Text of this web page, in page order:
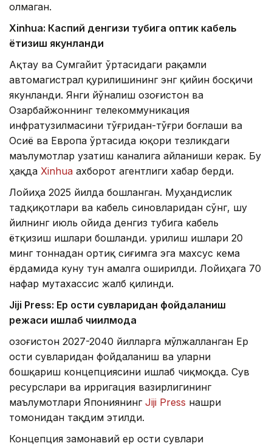
олмаган.
Xinhuа: Каспий денгизи тубига оптик кабель
ётқизиш якунланди
Ақтау ва Сумгайит ўртасидаги рақамли
автомагистрал қурилишининг энг қийин босқичи
якунланди. Янги йўналиш Қозоғистон ва
Озарбайжоннинг телекоммуникация
инфратузилмасини тўғридан-тўғри боғлаши ва
Осиё ва Европа ўртасида юқори тезликдаги
маълумотлар узатиш каналига айланиши керак. Бу
ҳақда Xinhua ахборот агентлиги хабар берди.
Лойиҳа 2025 йилда бошланган. Муҳандислик
тадқиқотлари ва кабель синовларидан сўнг, шу
йилнинг июль ойида денгиз тубига кабель
ётқизиш ишлари бошланди. Қурилиш ишлари 20
минг тоннадан ортиқ сиғимга эга махсус кема
ёрдамида куну тун амалга оширилди. Лойиҳага 70
нафар мутахассис жалб қилинди.
Jiji Press: Ер ости сувларидан фойдаланиш
режаси ишлаб чиқилмоқда
Қозоғистон 2027-2040 йилларга мўлжалланган Ер
ости сувларидан фойдаланиш ва уларни
бошқариш концепциясини ишлаб чиқмоқда. Сув
ресурслари ва ирригация вазирлигининг
маълумотлари Япониянинг Jiji Press нашри
томонидан тақдим этилди.
Концепция замонавий ер ости сувлари